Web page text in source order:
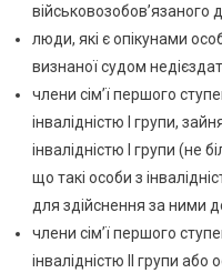
військовозобов’язаного
люди, які є опікунами
визнаної судом
члени сім’ї першого
інвалідністю I групи,
інвалідністю І групи (не
що такі особи з
для здійснення за ними
члени сім’ї першого
інвалідністю II групи